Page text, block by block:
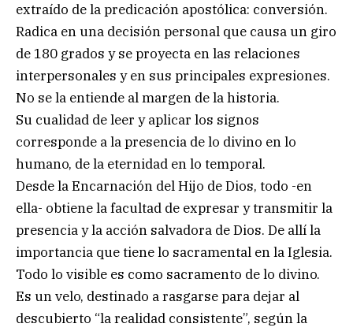
extraído de la predicación apostólica: conversión.
Radica en una decisión personal que causa un giro
de 180 grados y se proyecta en las relaciones
interpersonales y en sus principales expresiones.
No se la entiende al margen de la historia.
Su cualidad de leer y aplicar los signos
corresponde a la presencia de lo divino en lo
humano, de la eternidad en lo temporal.
Desde la Encarnación del Hijo de Dios, todo -en
ella- obtiene la facultad de expresar y transmitir la
presencia y la acción salvadora de Dios. De allí la
importancia que tiene lo sacramental en la Iglesia.
Todo lo visible es como sacramento de lo divino.
Es un velo, destinado a rasgarse para dejar al
descubierto “la realidad consistente”, según la